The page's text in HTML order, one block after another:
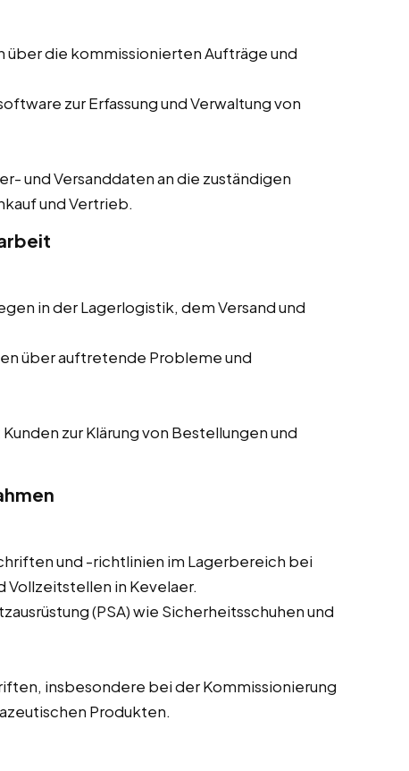
über die kommissionierten Aufträge und
zur Erfassung und Verwaltung von
und Versanddaten an die zuständigen
und Vertrieb.
in der Lagerlogistik, dem Versand und
über auftretende Probleme und
zur Klärung von Bestellungen und
und -richtlinien im Lagerbereich bei
in Kevelaer.
(PSA) wie Sicherheitsschuhen und
insbesondere bei der Kommissionierung
Produkten.